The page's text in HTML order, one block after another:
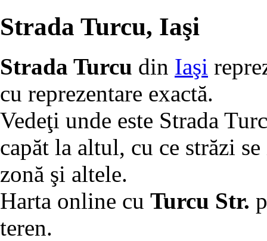
Strada Turcu, Iaşi
Strada Turcu din Iaşi
cu reprezentare exactă.
Vedeţi unde este Strada
capăt la altul, cu ce străzi
zonă şi altele.
Harta online cu Turcu Str.
teren.